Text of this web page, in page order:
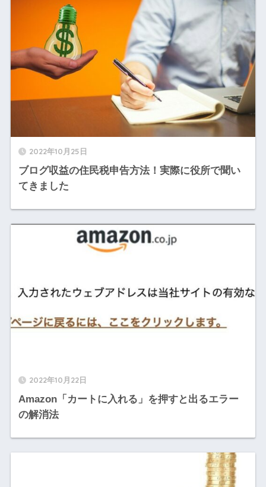
2022年10月25日
ブログ収益の住民税申告方法！実際に役所で聞い
てきました
2022年10月22日
Amazon「カートに入れる」を押すと出るエラー
の解消法